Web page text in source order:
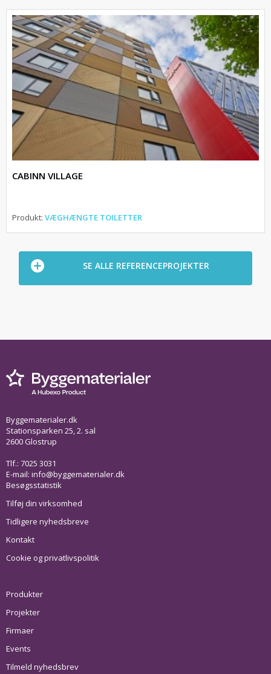
CABINN VILLAGE
Produkt: VÆGHÆNGTE TOILETTER
SE ALLE REFERENCEPROJEKTER
Byggematerialer.dk
Stationsparken 25, 2. sal
2600 Glostrup
Tlf.: 7025 3031
E-mail: info@byggematerialer.dk
Besøgsstatistik
Tilføj din virksomhed
Tidligere nyhedsbreve
Kontakt
Cookie og privatlivspolitik
Produkter
Projekter
Firmaer
Events
Tilmeld nyhedsbrev